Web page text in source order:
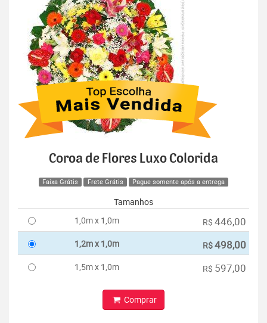
Coroa de Flores Luxo Colorida
Faixa Grátis Frete Grátis Pague somente após a entrega
Tamanhos
1,0m x 1,0m
R$ 446,00
1,2m x 1,0m R$498,00
1,5m x 1,0m R$ 597,00
Comprar